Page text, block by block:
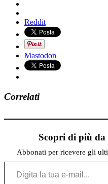
Reddit
Mastodon
Correlati
Scopri di più
Abbonati per ricevere gli
Digita la tua e-mail...